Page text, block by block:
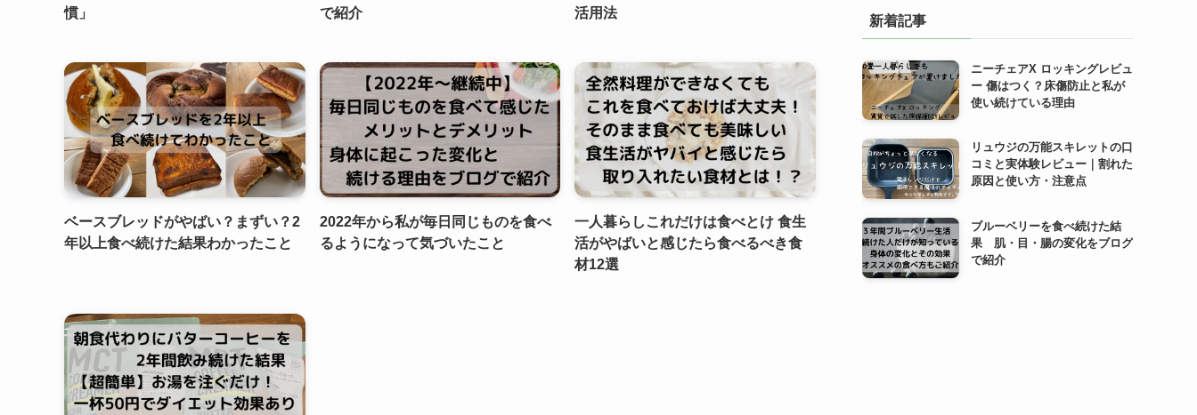
慣」
で紹介
活用法
ベースブレッドがやばい？まずい？2
年以上食べ続けた結果わかったこと
2022年から私が毎日同じものを食べ
るようになって気づいたこと
一人暮らしこれだけは食べとけ 食生
活がやばいと感じたら食べるべき食
材12選
新着記事
ニーチェアX ロッキングレビュ
ー 傷はつく？床傷防止と私が
使い続けている理由
リュウジの万能スキレットの口
コミと実体験レビュー｜割れた
原因と使い方・注意点
ブルーベリーを食べ続けた結
果 肌・目・腸の変化をブログ
で紹介